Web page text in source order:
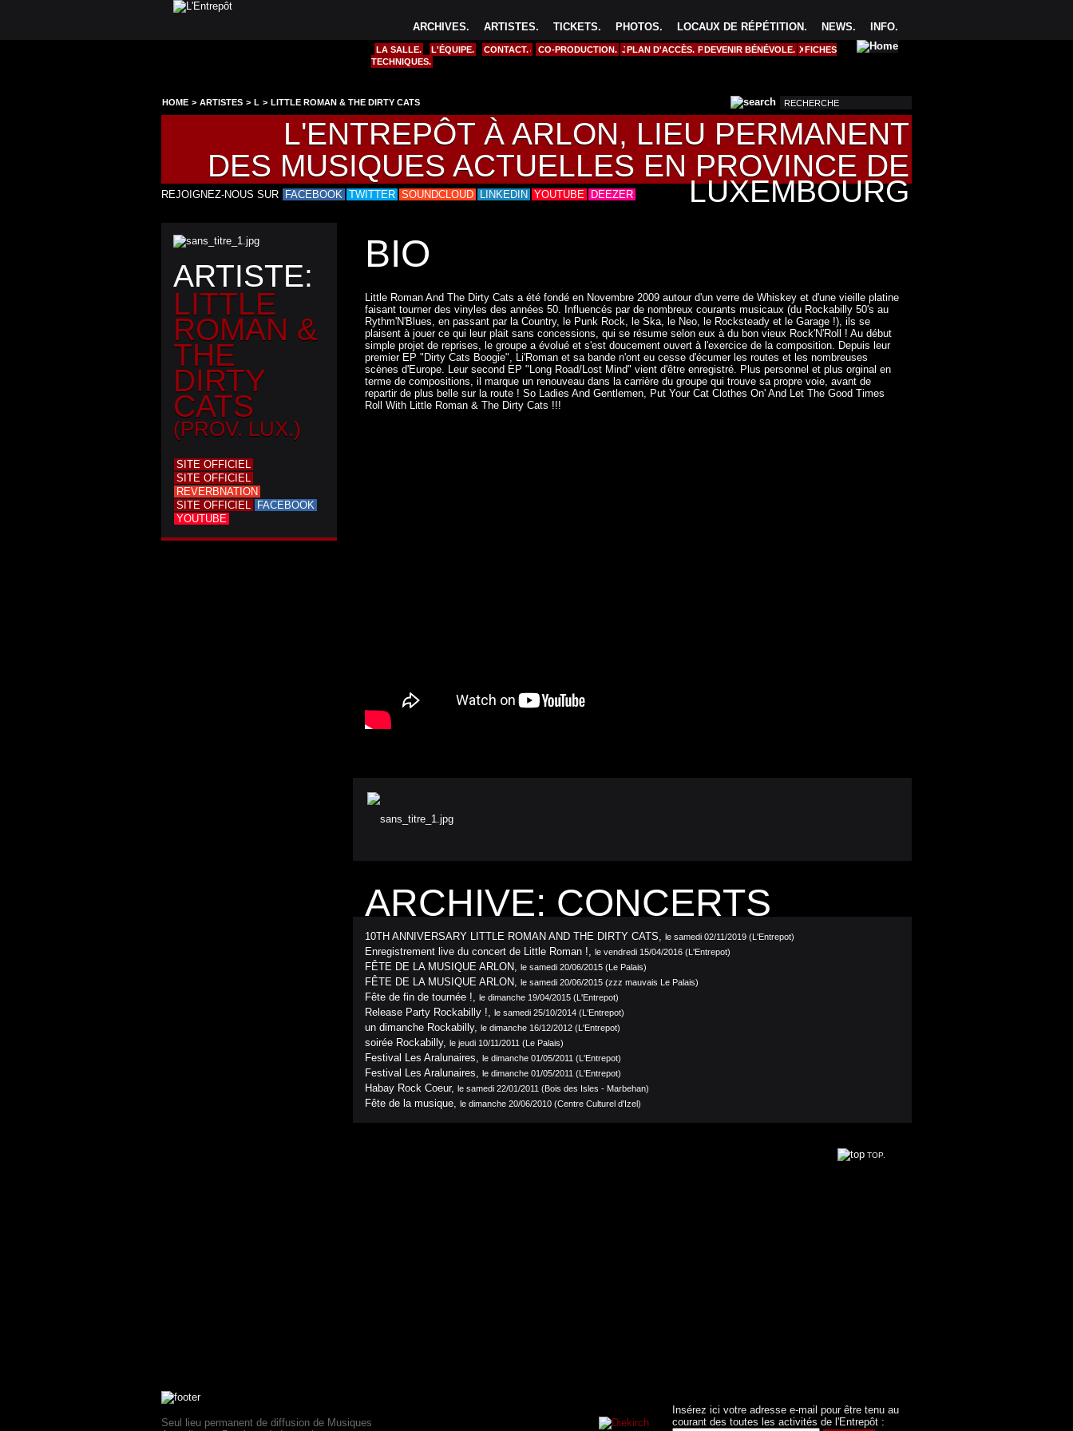
INFO.
NEWS.
LOCAUX DE RÉPÉTITION.
PHOTOS.
TICKETS.
ARTISTES.
ARCHIVES.
# A B C D E F G H I J K L M N O P Q R S T U V W X Y Z
LA SALLE. L'ÉQUIPE. CONTACT. CO-PRODUCTION. PLAN D'ACCÈS. DEVENIR BÉNÉVOLE.
FICHES
TECHNIQUES.
COUR DE LA CASERNE LEOPOLD
MEDINE
14/08
HOME > ARTISTES > L > LITTLE ROMAN & THE DIRTY CATS
L'ENTREPÔT À ARLON, LIEU PERMANENT
DES MUSIQUES ACTUELLES EN PROVINCE DE
LUXEMBOURG
REJOIGNEZ-NOUS SUR FACEBOOK TWITTER SOUNDCLOUD LINKEDIN YOUTUBE DEEZER
ARTISTE:
LITTLE
ROMAN &
THE
DIRTY
CATS
(PROV. LUX.)
SITE OFFICIEL
SITE OFFICIEL
REVERBNATION
SITE OFFICIEL
FACEBOOK
YOUTUBE
BIO
Little Roman And The Dirty Cats a été fondé en Novembre 2009 autour d'un verre de Whiskey et d'une vieille platine
faisant tourner des vinyles des années 50. Influencés par de nombreux courants musicaux (du Rockabilly 50's au
Rythm'N'Blues, en passant par la Country, le Punk Rock, le Ska, le Neo, le Rocksteady et le Garage !), ils se
plaisent à jouer ce qui leur plait sans concessions, qui se résume selon eux à du bon vieux Rock'N'Roll ! Au début
simple projet de reprises, le groupe a évolué et s'est doucement ouvert à l'exercice de la composition. Depuis leur
premier EP "Dirty Cats Boogie", Li'Roman et sa bande n'ont eu cesse d'écumer les routes et les nombreuses
scènes d'Europe. Leur second EP "Long Road/Lost Mind" vient d'être enregistré. Plus personnel et plus orginal en
terme de compositions, il marque un renouveau dans la carrière du groupe qui trouve sa propre voie, avant de
repartir de plus belle sur la route ! So Ladies And Gentlemen, Put Your Cat Clothes On' And Let The Good Times
Roll With Little Roman & The Dirty Cats !!!
ARCHIVE: CONCERTS
10TH ANNIVERSARY LITTLE ROMAN AND THE DIRTY CATS le samedi 02/11/2019 (L'Entrepot)
Enregistrement live du concert de Little Roman ! le vendredi 15/04/2016 (L'Entrepot)
FÊTE DE LA MUSIQUE ARLON le samedi 20/06/2015 (Le Palais)
FÊTE DE LA MUSIQUE ARLON le samedi 20/06/2015 (zzz mauvais Le Palais)
Fête de fin de tournée ! le dimanche 19/04/2015 (L'Entrepot)
Release Party Rockabilly ! le samedi 25/10/2014 (L'Entrepot)
un dimanche Rockabilly, le dimanche 16/12/2012 (L'Entrepot)
soirée Rockabilly, le jeudi 10/11/2011 (Le Palais)
Festival Les Aralunaires le dimanche 01/05/2011 (L'Entrepot)
Festival Les Aralunaires le dimanche 01/05/2011 (L'Entrepot)
Habay Rock Coeur, le samedi 22/01/2011 (Bois des Isles - Marbehan)
Fête de la musique le dimanche 20/06/2010 (Centre Culturel d'Izel)
TOP.
Insérez ici votre adresse e-mail pour être tenu au
courant des toutes les activités de l'Entrepôt :
Seul lieu permanent de diffusion de Musiques